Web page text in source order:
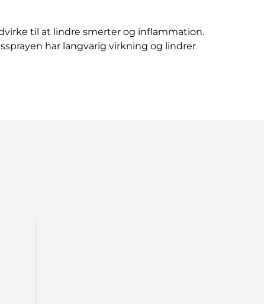
til at lindre smerter og inflammation.
har langvarig virkning og lindrer